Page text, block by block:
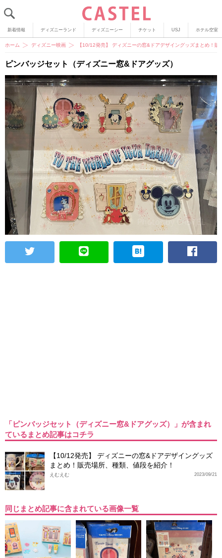
新着情報 ディズニーランド ディズニーシー チケット USJ ホテル空室
ホーム ディズニー映画 【10/12発売】 ディズニーの窓&ドアデザイングッズまとめ！
ピンバッジセット（ディズニー窓&ドアグッズ）
「ピンバッジセット（ディズニー窓&ドアグッズ）」が含まれ
ているまとめ記事はコチラ
【10/12発売】 ディズニーの窓&ドアデザイングッズ
まとめ！販売場所、種類、値段を紹介！
2023/09/21
えむえむ
同じまとめ記事に含まれている画像一覧